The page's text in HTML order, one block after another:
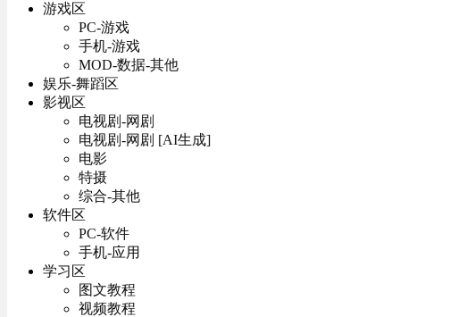
游戏区
PC-游戏
手机-游戏
MOD-数据-其他
娱乐-舞蹈区
影视区
电视剧-网剧
电视剧-网剧 [AI生成]
电影
特摄
综合-其他
软件区
PC-软件
手机-应用
学习区
图文教程
视频教程